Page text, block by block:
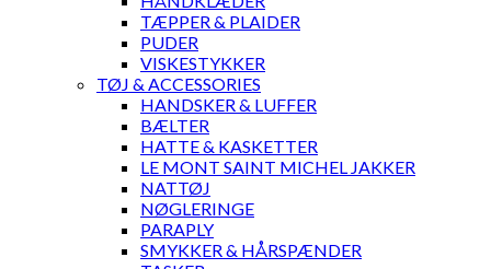
TÆPPER & PLAIDER
PUDER
VISKESTYKKER
TØJ & ACCESSORIES
HANDSKER & LUFFER
BÆLTER
HATTE & KASKETTER
LE MONT SAINT MICHEL JAKKER
NATTØJ
NØGLERINGE
PARAPLY
SMYKKER & HÅRSPÆNDER